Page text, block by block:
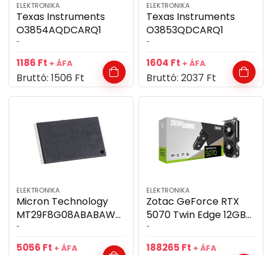
ELEKTRONIKA
Texas Instruments
O3854AQDCARQ1
-
1186 Ft + ÁFA
Bruttó:1506 Ft
ELEKTRONIKA
Texas Instruments
O3853QDCARQ1
-
1604 Ft + ÁFA
Bruttó:2037 Ft
ELEKTRONIKA
Micron Technology
MT29F8G08ABABAWP
-IT:B
-
5056 Ft + ÁFA
ELEKTRONIKA
Zotac GeForce RTX
5070 Twin Edge 12GB
GDDR7 192bit
videókártya
-
188265 Ft + ÁFA